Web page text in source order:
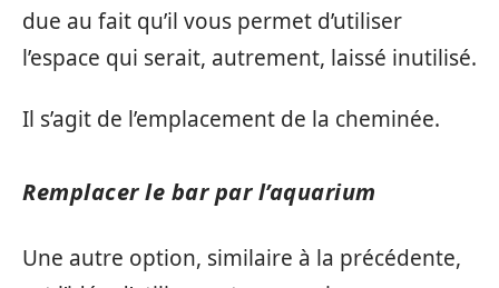
due au fait qu’il vous permet d’utiliser
l’espace qui serait, autrement, laissé inutilisé.
Il s’agit de l’emplacement de la cheminée.
Remplacer le bar par l’aquarium
Une autre option, similaire à la précédente,